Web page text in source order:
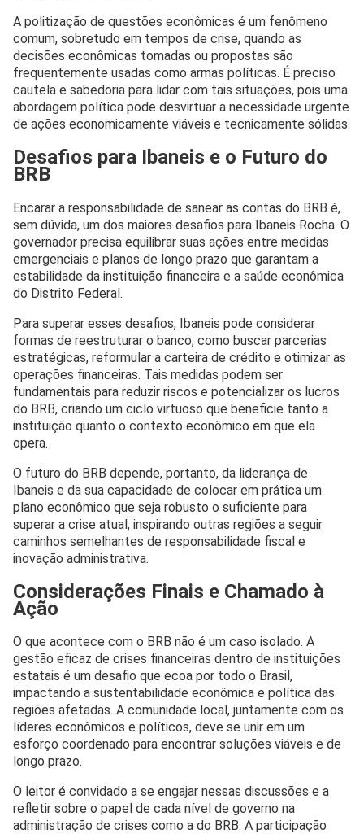
A politização de questões econômicas é um fenômeno
comum, sobretudo em tempos de crise, quando as
decisões econômicas tomadas ou propostas são
frequentemente usadas como armas políticas. É preciso
cautela e sabedoria para lidar com tais situações, pois uma
abordagem política pode desvirtuar a necessidade urgente
de ações economicamente viáveis e tecnicamente sólidas.
Desafios para Ibaneis e o Futuro do
BRB
Encarar a responsabilidade de sanear as contas do BRB é,
sem dúvida, um dos maiores desafios para Ibaneis Rocha. O
governador precisa equilibrar suas ações entre medidas
emergenciais e planos de longo prazo que garantam a
estabilidade da instituição financeira e a saúde econômica
do Distrito Federal.
Para superar esses desafios, Ibaneis pode considerar
formas de reestruturar o banco, como buscar parcerias
estratégicas, reformular a carteira de crédito e otimizar as
operações financeiras. Tais medidas podem ser
fundamentais para reduzir riscos e potencializar os lucros
do BRB, criando um ciclo virtuoso que beneficie tanto a
instituição quanto o contexto econômico em que ela
opera.
O futuro do BRB depende, portanto, da liderança de
Ibaneis e da sua capacidade de colocar em prática um
plano econômico que seja robusto o suficiente para
superar a crise atual, inspirando outras regiões a seguir
caminhos semelhantes de responsabilidade fiscal e
inovação administrativa.
Considerações Finais e Chamado à
Ação
O que acontece com o BRB não é um caso isolado. A
gestão eficaz de crises financeiras dentro de instituições
estatais é um desafio que ecoa por todo o Brasil,
impactando a sustentabilidade econômica e política das
regiões afetadas. A comunidade local, juntamente com os
líderes econômicos e políticos, deve se unir em um
esforço coordenado para encontrar soluções viáveis e de
longo prazo.
O leitor é convidado a se engajar nessas discussões e a
refletir sobre o papel de cada nível de governo na
administração de crises como a do BRB. A participação